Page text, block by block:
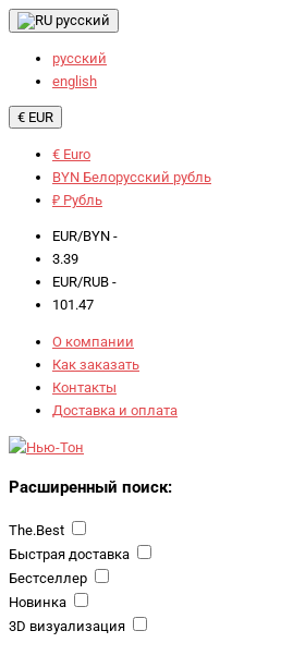
русский
русский
english
€ EUR
€ Euro
BYN Белорусский рубль
₽ Рубль
EUR/BYN -
3.39
EUR/RUB -
101.47
О компании
Как заказать
Контакты
Доставка и оплата
Расширенный поиск:
The.Best
Быстрая доставка
Бестселлер
Новинка
3D визуализация